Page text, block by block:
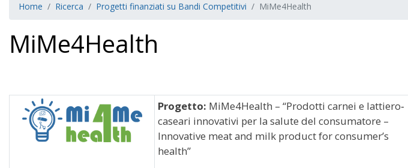
Home Ricerca Progetti finanziati su Bandi Competitivi MiMe4Health
MiMe4Health
Progetto: MiMe4Health – “Prodotti carnei e lattiero‐
caseari innovativi per la salute del consumatore –
Innovative meat and milk product for consumer’s
health”